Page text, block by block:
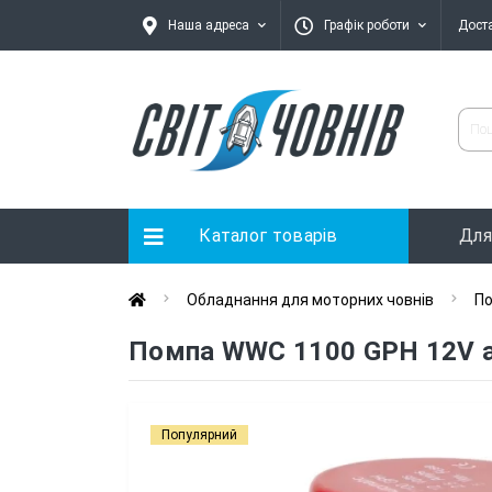
Наша адреса Графік роботи
Каталог товарів
Обладнання для моторних човнів
Помпа WWC 1100 GPH 12V
Популярний